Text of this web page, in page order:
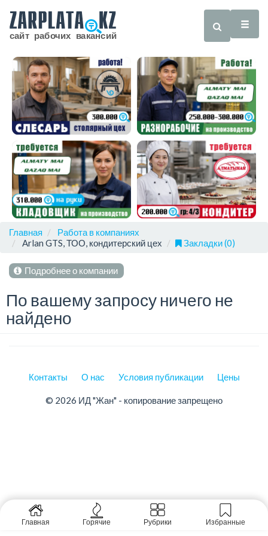
Главная
Работа в компаниях
Arlan GTS, ТОО, кондитерский цех
Закладки (0)
Подробнее о компании
По вашему запросу ничего не
найдено
Контакты О нас Условия публикации Цены
© 2026 ИД "Жан" - копирование запрещено
Главная Горячие Рубрики Избранные